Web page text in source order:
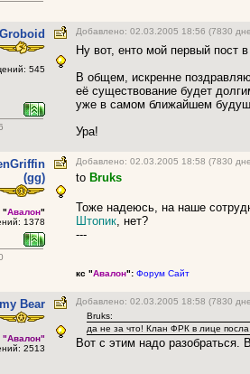
Groboid
545
Добавлено: 02.03.2005 18:56 (7830
Ну вот, енто мой первый пост
В общем, искренне
её существование будет
уже в самом ближайшем
Ура!
(gg)
"Авалон"
1378
Добавлено: 02.03.2005 18:58 (7830
to Bruks
Тоже надеюсь, на наше
Штопик, нет?
---
кс "Авалон": Форум Сайт
Bear
"Авалон"
2513
Добавлено: 02.03.2005 18:58 (7830
Bruks:
да не за что! Клан ФРК в лице
Вот с этим надо разобраться.